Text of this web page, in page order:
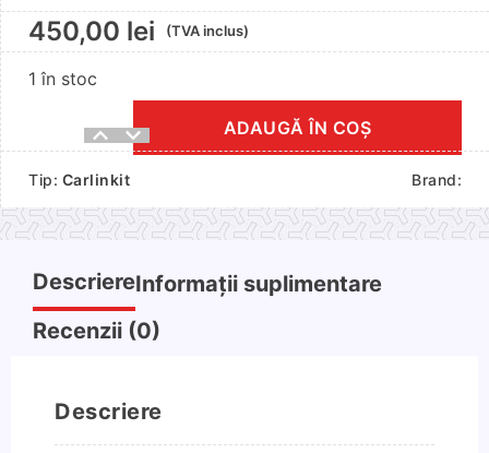
450,00 lei (TVA inclus)
1 în stoc
Cantitate
Wireless
Carplay
Android
Auto
Pentru
Tesla
ADAUGĂ ÎN COȘ
Tip: Carlinkit Brand:
DescriereInformații suplimentare
Recenzii (0)
Descriere